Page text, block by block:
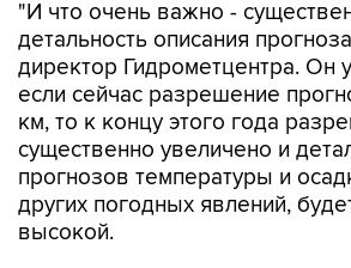
"И что очень важно -
детальность описания
директор Гидрометцентра. Он
если сейчас разрешение
км, то к концу этого года
существенно увеличено и
прогнозов температуры и
других погодных явлений,
высокой.